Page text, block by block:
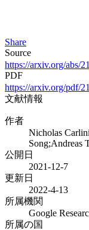
Share
Source
https://arxiv.org/abs/
PDF
https://arxiv.org/pdf/
文献情報
作者
Nicholas
Song;Andreas
公開日
2021-12-7
更新日
2022-4-13
所属機関
Google
所属の国